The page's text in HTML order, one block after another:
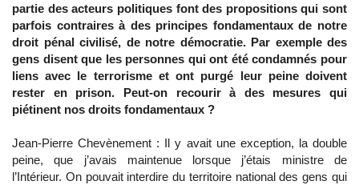
partie des acteurs politiques font des propositions qui sont
parfois contraires à des principes fondamentaux de notre
droit pénal civilisé, de notre démocratie. Par exemple des
gens disent que les personnes qui ont été condamnés pour
liens avec le terrorisme et ont purgé leur peine doivent
rester en prison. Peut-on recourir à des mesures qui
piétinent nos droits fondamentaux ?
Jean-Pierre Chevènement : Il y avait une exception, la double
peine, que j’avais maintenue lorsque j’étais ministre de
l’Intérieur. On pouvait interdire du territoire national des gens qui